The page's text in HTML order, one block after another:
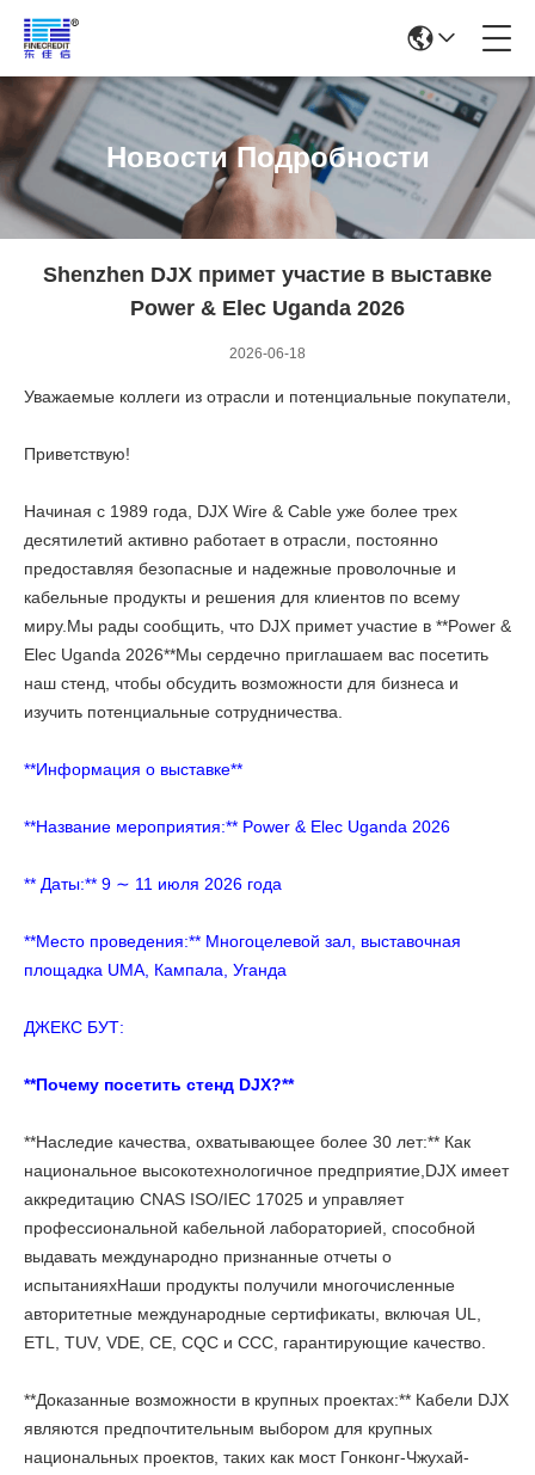
Новости Подробности
Shenzhen DJX примет участие в выставке
Power & Elec Uganda 2026
2026-06-18
Уважаемые коллеги из отрасли и потенциальные покупатели,
Приветствую!
Начиная с 1989 года, DJX Wire & Cable уже более трех
десятилетий активно работает в отрасли, постоянно
предоставляя безопасные и надежные проволочные и
кабельные продукты и решения для клиентов по всему
миру.Мы рады сообщить, что DJX примет участие в **Power &
Elec Uganda 2026**Мы сердечно приглашаем вас посетить
наш стенд, чтобы обсудить возможности для бизнеса и
изучить потенциальные сотрудничества.
**Информация о выставке**
**Название мероприятия:** Power & Elec Uganda 2026
** Даты:** 9 ∼ 11 июля 2026 года
**Место проведения:** Многоцелевой зал, выставочная
площадка UMA, Кампала, Уганда
ДЖЕКС БУТ:
**Почему посетить стенд DJX?**
**Наследие качества, охватывающее более 30 лет:** Как
национальное высокотехнологичное предприятие,DJX имеет
аккредитацию CNAS ISO/IEC 17025 и управляет
профессиональной кабельной лабораторией, способной
выдавать международно признанные отчеты о
испытанияхНаши продукты получили многочисленные
авторитетные международные сертификаты, включая UL,
ETL, TUV, VDE, CE, CQC и CCC, гарантирующие качество.
**Доказанные возможности в крупных проектах:** Кабели DJX
являются предпочтительным выбором для крупных
национальных проектов, таких как мост Гонконг-Чжухай-